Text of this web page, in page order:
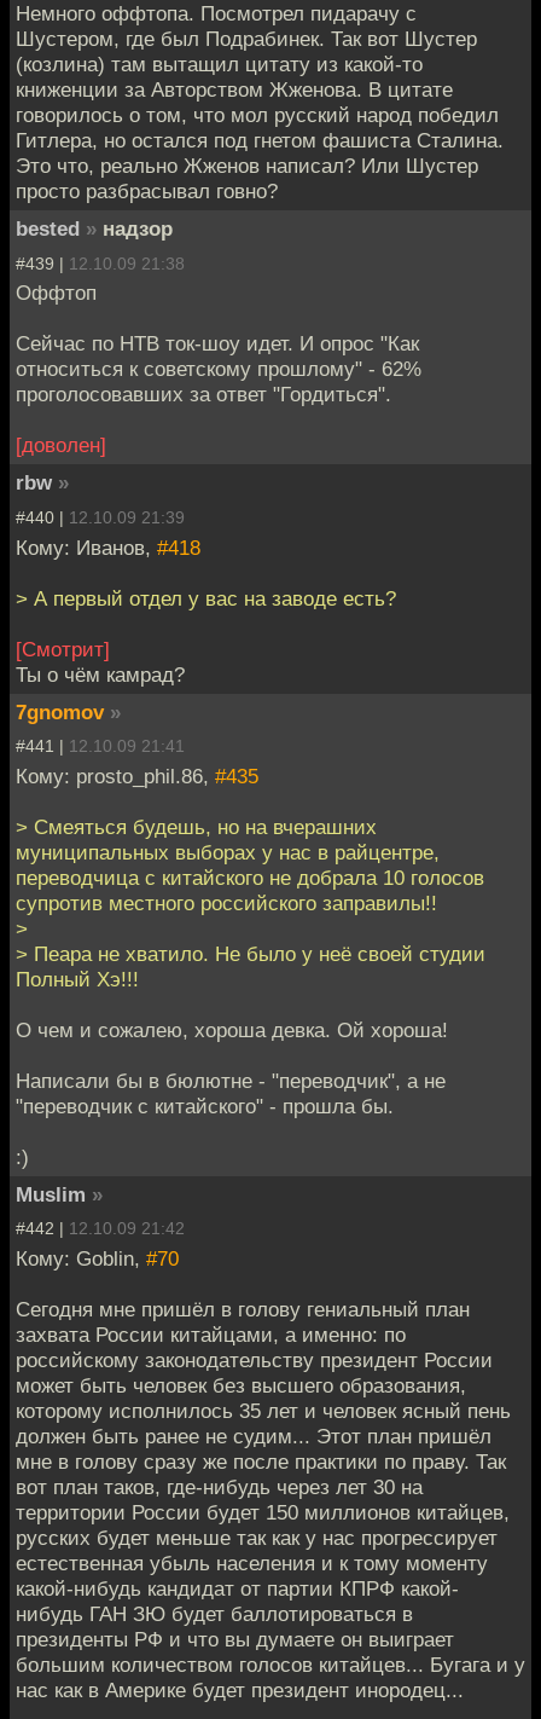
Немного оффтопа. Посмотрел пидарачу с
Шустером, где был Подрабинек. Так вот Шустер
(козлина) там вытащил цитату из какой-то
книженции за Авторством Жженова. В цитате
говорилось о том, что мол русский народ победил
Гитлера, но остался под гнетом фашиста Сталина.
Это что, реально Жженов написал? Или Шустер
просто разбрасывал говно?
bested » надзор
#439 | 12.10.09 21:38
Оффтоп
Сейчас по НТВ ток-шоу идет. И опрос "Как
относиться к советскому прошлому" - 62%
проголосовавших за ответ "Гордиться".
[доволен]
rbw »
#440 | 12.10.09 21:39
Кому: Иванов, #418
> А первый отдел у вас на заводе есть?
[Смотрит]
Ты о чём камрад?
7gnomov »
#441 | 12.10.09 21:41
Кому: prosto_phil.86, #435
> Смеяться будешь, но на вчерашних
муниципальных выборах у нас в райцентре,
переводчица с китайского не добрала 10 голосов
супротив местного российского заправилы!!
>
> Пеара не хватило. Не было у неё своей студии
Полный Хэ!!!
О чем и сожалею, хороша девка. Ой хороша!
Написали бы в бюлютне - "переводчик", а не
"переводчик с китайского" - прошла бы.
:)
Muslim »
#442 | 12.10.09 21:42
Кому: Goblin, #70
Сегодня мне пришёл в голову гениальный план
захвата России китайцами, а именно: по
российскому законодательству президент России
может быть человек без высшего образования,
которому исполнилось 35 лет и человек ясный пень
должен быть ранее не судим... Этот план пришёл
мне в голову сразу же после практики по праву. Так
вот план таков, где-нибудь через лет 30 на
территории России будет 150 миллионов китайцев,
русских будет меньше так как у нас прогрессирует
естественная убыль населения и к тому моменту
какой-нибудь кандидат от партии КПРФ какой-
нибудь ГАН ЗЮ будет баллотироваться в
президенты РФ и что вы думаете он выиграет
большим количеством голосов китайцев... Бугага и у
нас как в Америке будет президент инородец...